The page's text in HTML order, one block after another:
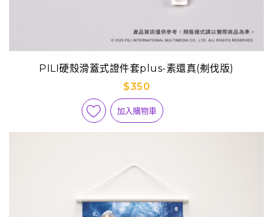
PILI硬殼滑蓋式證件套plus-素還真(刜伐版)
$350
加入購物車